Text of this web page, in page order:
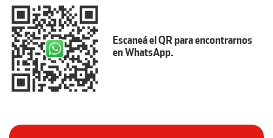
Escaneá el QR para encontrarnos
en WhatsApp.